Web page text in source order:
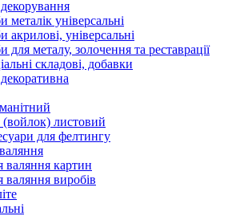
металік універсальні
акрилові, універсальні
для металу, золочення та реставрації
складові, добавки
листовий
для фелтингу
валяння картин
виробів